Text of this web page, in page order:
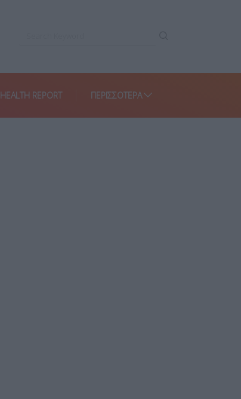
HEALTH REPORT ΠΕΡΙΣΣΌΤΕΡΑ